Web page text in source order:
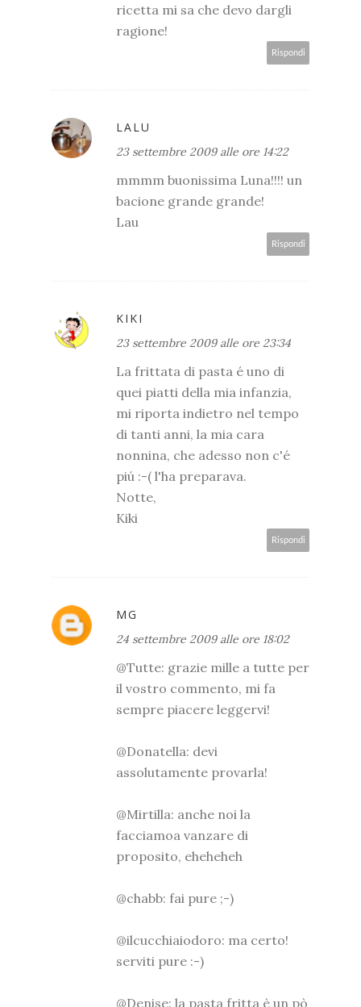
ricetta mi sa che devo dargli
ragione!
Rispondi
LALU
23 settembre 2009 alle ore 14:22
mmmm buonissima Luna!!!! un
bacione grande grande!
Lau
Rispondi
KIKI
23 settembre 2009 alle ore 23:34
La frittata di pasta é uno di
quei piatti della mia infanzia,
mi riporta indietro nel tempo
di tanti anni, la mia cara
nonnina, che adesso non c'é
piú :-( l'ha preparava.
Notte,
Kiki
Rispondi
MG
24 settembre 2009 alle ore 18:02
@Tutte: grazie mille a tutte per
il vostro commento, mi fa
sempre piacere leggervi!
@Donatella: devi
assolutamente provarla!
@Mirtilla: anche noi la
facciamoa vanzare di
proposito, eheheheh
@chabb: fai pure ;-)
@ilcucchiaiodoro: ma certo!
serviti pure :-)
@Denise: la pasta fritta è un pò